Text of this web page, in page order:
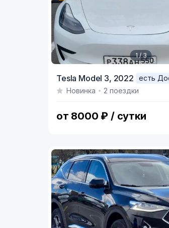
of
1 / 3
Tesla Model 3, 2022
есть
Новинка
2 поездки
от 8000 ₽ / сутки